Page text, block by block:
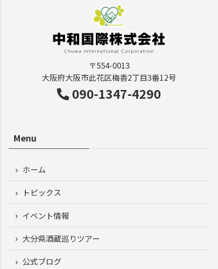
〒554-0013
大阪府大阪市此花区梅香2丁目3番12号
090-1347-4290
Menu
ホーム
トピックス
イベント情報
大分県酒蔵巡りツアー
公式ブログ